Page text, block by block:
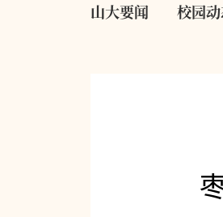
山大要闻 校园